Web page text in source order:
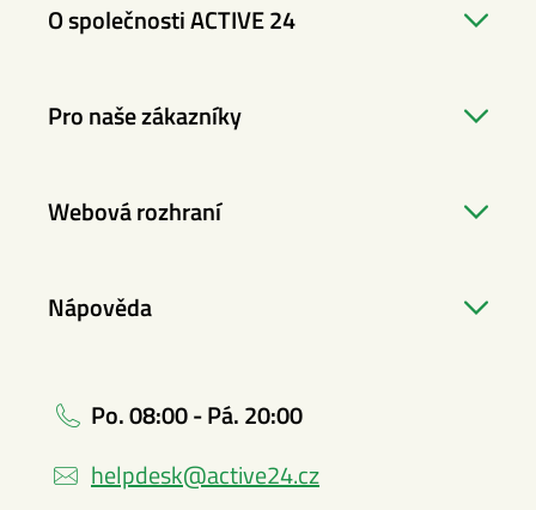
O společnosti ACTIVE 24
Pro naše zákazníky
Webová rozhraní
Nápověda
Po. 08:00 - Pá. 20:00
helpdesk@active24.cz